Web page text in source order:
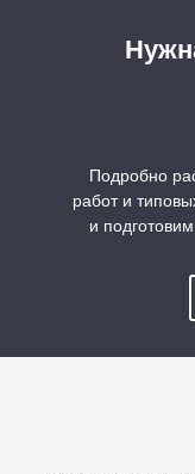
Подробно
работ и
и